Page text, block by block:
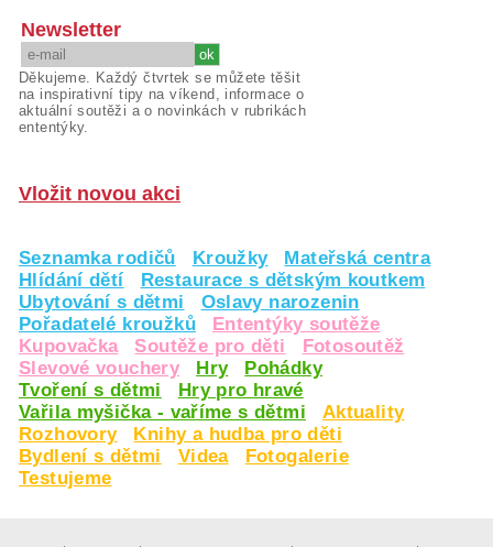
Newsletter
Děkujeme. Každý čtvrtek se můžete těšit
na inspirativní tipy na víkend, informace o
aktuální soutěži a o novinkách v rubrikách
ententýky.
Vložit novou akci
Seznamka rodičů Kroužky
Mateřská centra
Hlídání dětí
Restaurace s dětským koutkem
Ubytování s dětmi
Oslavy narozenin
Pořadatelé kroužků
Ententýky soutěže
Kupovačka
Soutěže pro děti
Fotosoutěž
Slevové vouchery
Hry
Pohádky
Tvoření s dětmi
Hry pro hravé
Vařila myšička - vaříme s dětmi
Aktuality
Rozhovory
Knihy a hudba pro děti
Bydlení s dětmi
Videa
Fotogalerie
Testujeme